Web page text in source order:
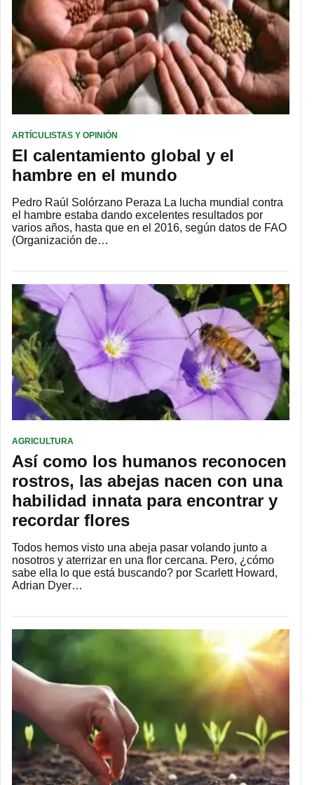
ARTÍCULISTAS Y OPINIÓN
El calentamiento global y el
hambre en el mundo
Pedro Raúl Solórzano Peraza La lucha mundial contra
el hambre estaba dando excelentes resultados por
varios años, hasta que en el 2016, según datos de FAO
(Organización de…
AGRICULTURA
Así como los humanos reconocen
rostros, las abejas nacen con una
habilidad innata para encontrar y
recordar flores
Todos hemos visto una abeja pasar volando junto a
nosotros y aterrizar en una flor cercana. Pero, ¿cómo
sabe ella lo que está buscando? por Scarlett Howard,
Adrian Dyer…